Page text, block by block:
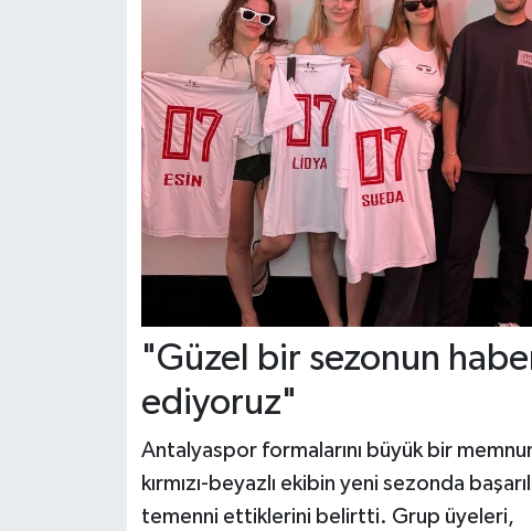
"Güzel bir sezonun
ediyoruz"
Antalyaspor formalarını büyük bir
kırmızı-beyazlı ekibin yeni sezonda
temenni ettiklerini belirtti. Grup üyeleri,